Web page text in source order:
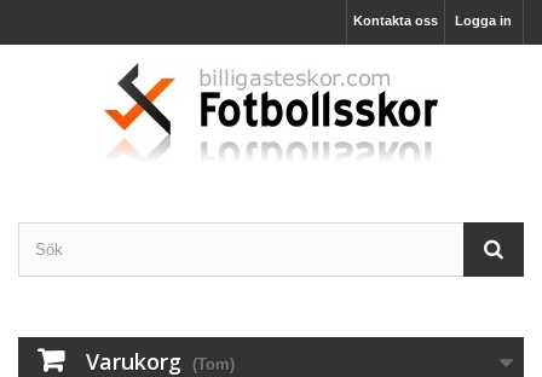
Logga in
Kontakta oss
Varukorg (Tom)